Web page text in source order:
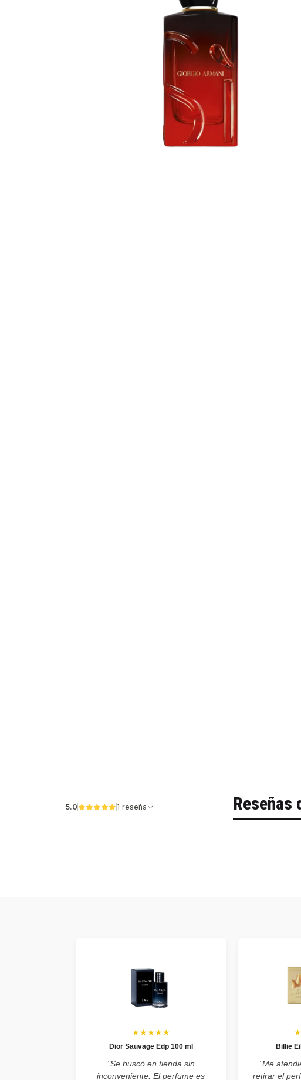
Reseñas
5.0 1 reseña
★★★★★
Dior Sauvage Edp 100 ml
"Se buscó en tienda sin
inconveniente. El perfume es
Billie
"Me
retirar el